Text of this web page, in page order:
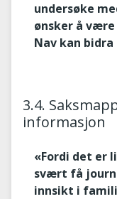
undersøke
ønsker å
Nav kan
3.4.
informasjon
«Fordi det er
svært få
innsikt i